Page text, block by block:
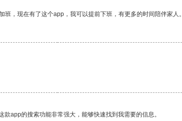
，现在有了这个app，我可以提前下班，有更多的时间陪伴家人。
app的搜索功能非常强大，能够快速找到我需要的信息。